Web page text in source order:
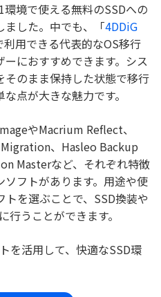
境で使える無料のSSDへの
ました。中でも、「4DDiG
用できる代表的なOS移行
におすすめできます。シス
そのまま保持した状態で移行
点が大きな魅力です。
やMacrium Reflect、
、Hasleo Backup
Masterなど、それぞれ特徴
フトがあります。用途や使
を選ぶことで、SSD換装や
行うことができます。
を活用して、快適なSSD環